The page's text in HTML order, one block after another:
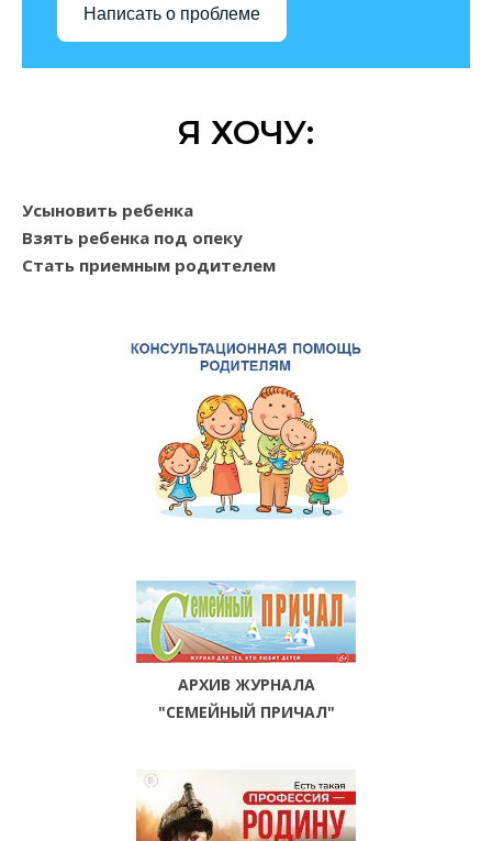
Написать о проблеме
Я ХОЧУ:
Усыновить ребенка
Взять ребенка под опеку
Стать приемным родителем
АРХИВ ЖУРНАЛА
"СЕМЕЙНЫЙ ПРИЧАЛ"